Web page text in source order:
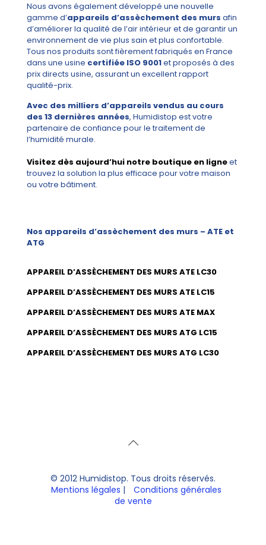
Nous avons également développé une nouvelle
gamme d’appareils d’assèchement des murs afin
d’améliorer la qualité de l’air intérieur et de garantir un
environnement de vie plus sain et plus confortable.
Tous nos produits sont fièrement fabriqués en France
dans une usine certifiée ISO 9001et proposés à des
prix directs usine, assurant un excellent rapport
qualité-prix.
Avec des milliers d’appareils vendus au cours
des 13 dernières années, Humidistop est votre
partenaire de confiance pour le traitement de
l’humidité murale.
Visitez dès aujourd’hui notre boutique en ligneet
trouvez la solution la plus efficace pour votre maison
ou votre bâtiment.
Nos appareils d’assèchement des murs – ATE et
ATG
APPAREIL D’ASSÈCHEMENT DES MURS ATE LC30
APPAREIL D’ASSÈCHEMENT DES MURS ATE LC15
APPAREIL D’ASSÈCHEMENT DES MURS ATE MAX
APPAREIL D’ASSÈCHEMENT DES MURS ATG LC15
APPAREIL D’ASSÈCHEMENT DES MURS ATG LC30
© 2012 Humidistop. Tous droits réservés.
Mentions légales |
Conditions générales
de vente